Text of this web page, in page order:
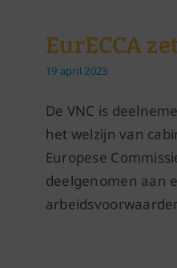
EurECCA
19 april 2023
De VNC is
het welzijn van
Europese
deelgenomen aan